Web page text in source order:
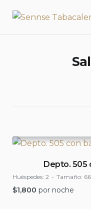
Sennse
Depto. 505
Huéspedes: 2 Tamaño:
$1,800 por noche